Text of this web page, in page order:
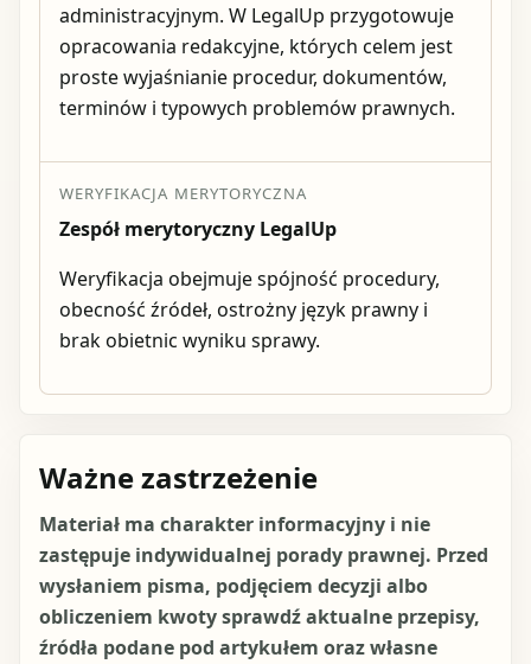
administracyjnym. W LegalUp przygotowuje
opracowania redakcyjne, których celem jest
proste wyjaśnianie procedur, dokumentów,
terminów i typowych problemów prawnych.
WERYFIKACJA MERYTORYCZNA
Zespół merytoryczny LegalUp
Weryfikacja obejmuje spójność procedury,
obecność źródeł, ostrożny język prawny i
brak obietnic wyniku sprawy.
Ważne zastrzeżenie
Materiał ma charakter informacyjny i nie
zastępuje indywidualnej porady prawnej. Przed
wysłaniem pisma, podjęciem decyzji albo
obliczeniem kwoty sprawdź aktualne przepisy,
źródła podane pod artykułem oraz własne